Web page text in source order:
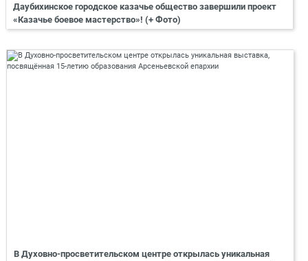
Даубихинское городское казачье общество завершили проект
«Казачье боевое мастерство»! (+ Фото)
В Духовно-просветительском центре открылась уникальная